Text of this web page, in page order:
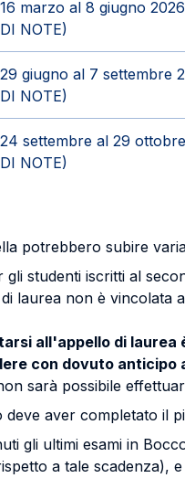
marzo al 8 giugno 2026
NOTE)
giugno al 7 settembre
NOTE)
settembre al 29
NOTE)
potrebbero subire
studenti iscritti al
laurea non è vincolata
all'appello di
con dovuto anticipo
sarà possibile
aver completato il
gli ultimi esami in
a tale scadenza), e